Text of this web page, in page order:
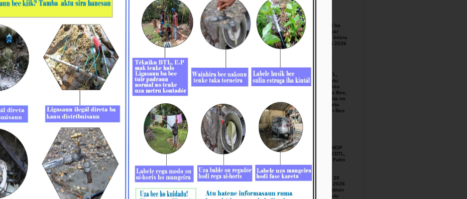
Recent Posts
BTL, E.P
Responsável ba
Seremónia Içar
Bandeira iha Inísiu
Fulan Agostu 2026
2026
Ezekutivu BTL,
E.P Orienta atu
Mellora Servisu
Fornesimentu Bee,
Hasa’e Reseita no
Finaliza Projetu
Kanalizasaun Bee
iha PA sira
August-05-
2026
BTL, E.P ho MOP
hamutuk ho EDTL,
E.P,Observa Fatin
preparasaun
beemos ba
Selebrasaun 20
Agostu tinan 2026
iha foho Matabian
Hun area Postu